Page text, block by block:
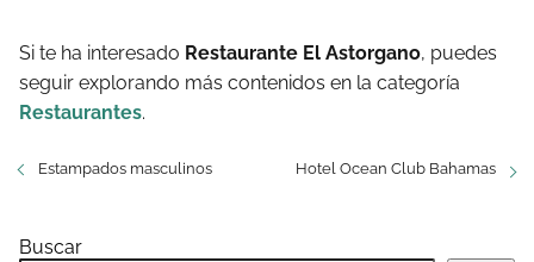
Si te ha interesado Restaurante El Astorgano, puedes
seguir explorando más contenidos en la categoría
Restaurantes.
Estampados masculinos Hotel Ocean Club Bahamas
Buscar